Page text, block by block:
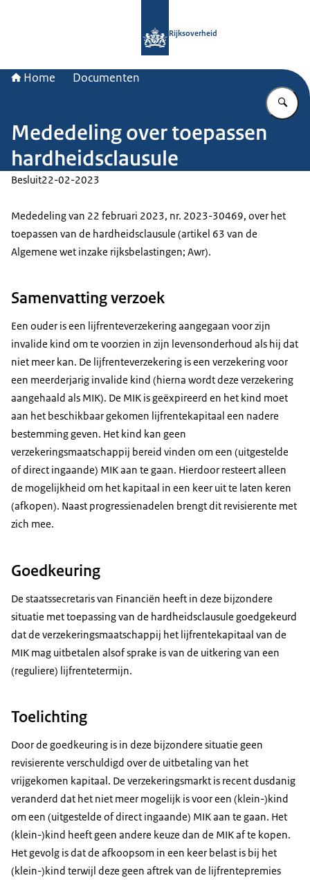
Rijksoverheid
Home Documenten
Mededeling over toepassen
hardheidsclausule
Besluit22-02-2023
Mededeling van 22 februari 2023, nr. 2023-30469, over het
toepassen van de hardheidsclausule (artikel 63 van de
Algemene wet inzake rijksbelastingen; Awr).
Samenvatting verzoek
Een ouder is een lijfrenteverzekering aangegaan voor zijn
invalide kind om te voorzien in zijn levensonderhoud als hij dat
niet meer kan. De lijfrenteverzekering is een verzekering voor
een meerderjarig invalide kind (hierna wordt deze verzekering
aangehaald als MIK). De MIK is geëxpireerd en het kind moet
aan het beschikbaar gekomen lijfrentekapitaal een nadere
bestemming geven. Het kind kan geen
verzekeringsmaatschappij bereid vinden om een (uitgestelde
of direct ingaande) MIK aan te gaan. Hierdoor resteert alleen
de mogelijkheid om het kapitaal in een keer uit te laten keren
(afkopen). Naast progressienadelen brengt dit revisierente met
zich mee.
Goedkeuring
De staatssecretaris van Financiën heeft in deze bijzondere
situatie met toepassing van de hardheidsclausule goedgekeurd
dat de verzekeringsmaatschappij het lijfrentekapitaal van de
MIK mag uitbetalen alsof sprake is van de uitkering van een
(reguliere) lijfrentetermijn.
Toelichting
Door de goedkeuring is in deze bijzondere situatie geen
revisierente verschuldigd over de uitbetaling van het
vrijgekomen kapitaal. De verzekeringsmarkt is recent dusdanig
veranderd dat het niet meer mogelijk is voor een (klein-)kind
om een (uitgestelde of direct ingaande) MIK aan te gaan. Het
(klein-)kind heeft geen andere keuze dan de MIK af te kopen.
Het gevolg is dat de afkoopsom in een keer belast is bij het
(klein-)kind terwijl deze geen aftrek van de lijfrentepremies